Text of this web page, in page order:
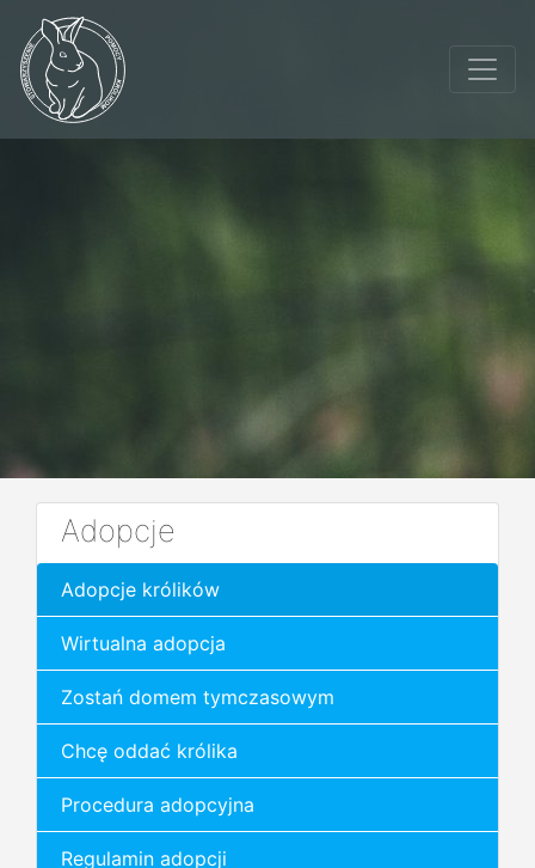
Adopcje
Adopcje królików
Wirtualna adopcja
Zostań domem tymczasowym
Chcę oddać królika
Procedura adopcyjna
Regulamin adopcji